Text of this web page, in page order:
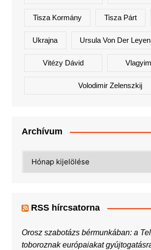
Tisza Kormány Tisza Párt
Ukrajna Ursula Von Der Leyen
Vitézy Dávid
Volodimir Zelenszkij
Archívum
RSS hírcsatorna
Orosz szabotázs bérmunkában: a
toboroznak európaiakat